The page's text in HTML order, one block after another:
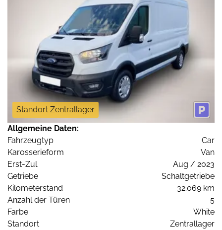
Standort Zentrallager
Allgemeine Daten:
Fahrzeugtyp
Car
Karosserieform
Van
Erst-Zul.
Aug / 2023
Getriebe
Schaltgetriebe
Kilometerstand
32.069 km
Anzahl der Türen
5
Farbe
White
Standort
Zentrallager